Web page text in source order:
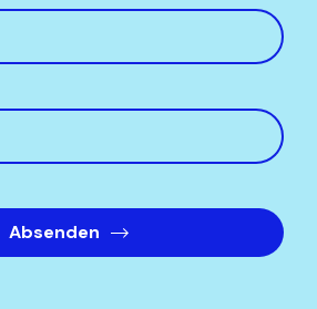
Absenden